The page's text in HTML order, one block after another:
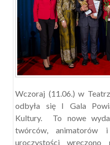
Wczoraj (11.06.) w
odbyła się I Gala
Kultury. To nowe
twórców, animatorów i
uroczystości wręczono